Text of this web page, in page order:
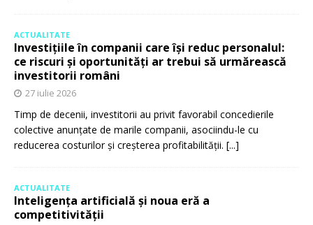
ACTUALITATE
Investițiile în companii care își reduc personalul:
ce riscuri și oportunități ar trebui să urmărească
investitorii români
27 iulie 2026
Timp de decenii, investitorii au privit favorabil concedierile
colective anunțate de marile companii, asociindu-le cu
reducerea costurilor și creșterea profitabilității. [...]
ACTUALITATE
Inteligența artificială și noua eră a
competitivității